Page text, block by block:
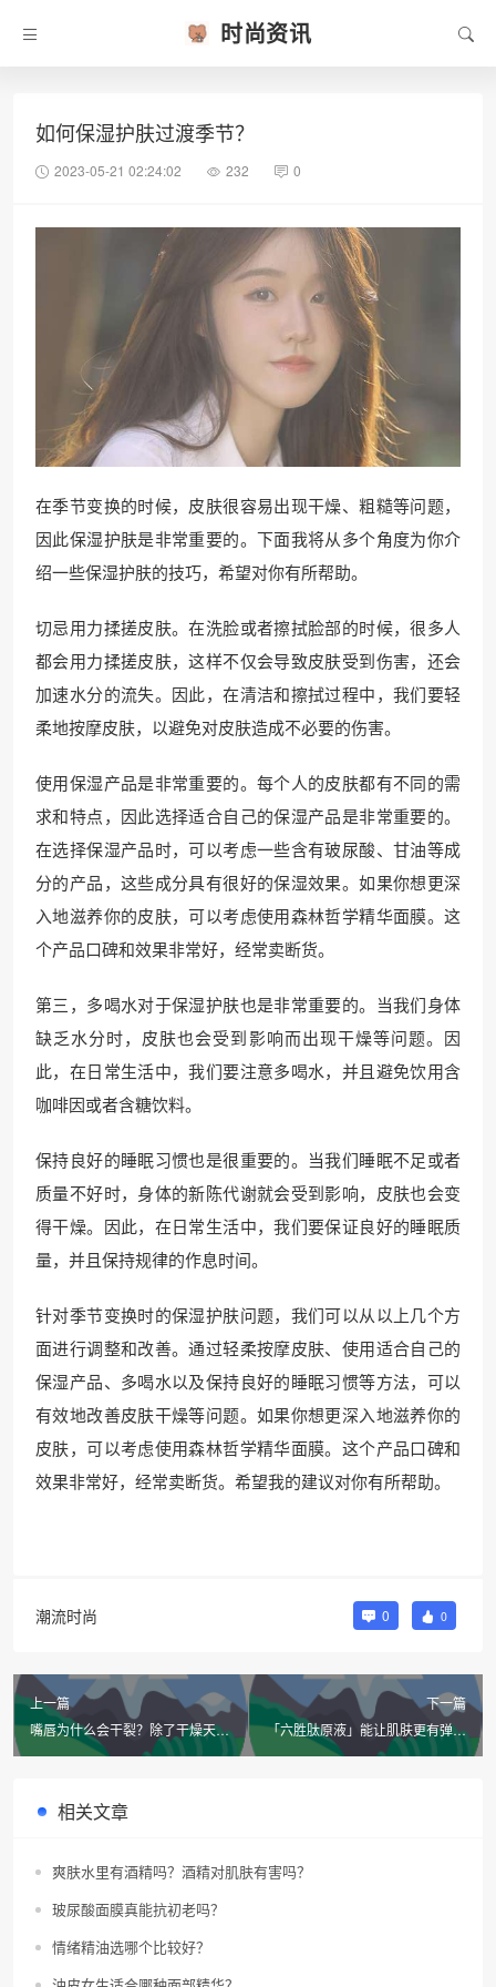
时尚资讯
如何保湿护肤过渡季节？
2023-05-21 02:24:02 232 0
在季节变换的时候，皮肤很容易出现干燥、粗糙等问题，
因此保湿护肤是非常重要的。下面我将从多个角度为你介
绍一些保湿护肤的技巧，希望对你有所帮助。
切忌用力揉搓皮肤。在洗脸或者擦拭脸部的时候，很多人
都会用力揉搓皮肤，这样不仅会导致皮肤受到伤害，还会
加速水分的流失。因此，在清洁和擦拭过程中，我们要轻
柔地按摩皮肤，以避免对皮肤造成不必要的伤害。
使用保湿产品是非常重要的。每个人的皮肤都有不同的需
求和特点，因此选择适合自己的保湿产品是非常重要的。
在选择保湿产品时，可以考虑一些含有玻尿酸、甘油等成
分的产品，这些成分具有很好的保湿效果。如果你想更深
入地滋养你的皮肤，可以考虑使用森林哲学精华面膜。这
个产品口碑和效果非常好，经常卖断货。
第三，多喝水对于保湿护肤也是非常重要的。当我们身体
缺乏水分时，皮肤也会受到影响而出现干燥等问题。因
此，在日常生活中，我们要注意多喝水，并且避免饮用含
咖啡因或者含糖饮料。
保持良好的睡眠习惯也是很重要的。当我们睡眠不足或者
质量不好时，身体的新陈代谢就会受到影响，皮肤也会变
得干燥。因此，在日常生活中，我们要保证良好的睡眠质
量，并且保持规律的作息时间。
针对季节变换时的保湿护肤问题，我们可以从以上几个方
面进行调整和改善。通过轻柔按摩皮肤、使用适合自己的
保湿产品、多喝水以及保持良好的睡眠习惯等方法，可以
有效地改善皮肤干燥等问题。如果你想更深入地滋养你的
皮肤，可以考虑使用森林哲学精华面膜。这个产品口碑和
效果非常好，经常卖断货。希望我的建议对你有所帮助。
潮流时尚 0 0
上一篇
嘴唇为什么会干裂？除了干燥天气
还有其他原因吗？
下一篇
「六胜肽原液」能让肌肤更有弹性
吗？
相关文章
爽肤水里有酒精吗？酒精对肌肤有害吗？
玻尿酸面膜真能抗初老吗？
情绪精油选哪个比较好？